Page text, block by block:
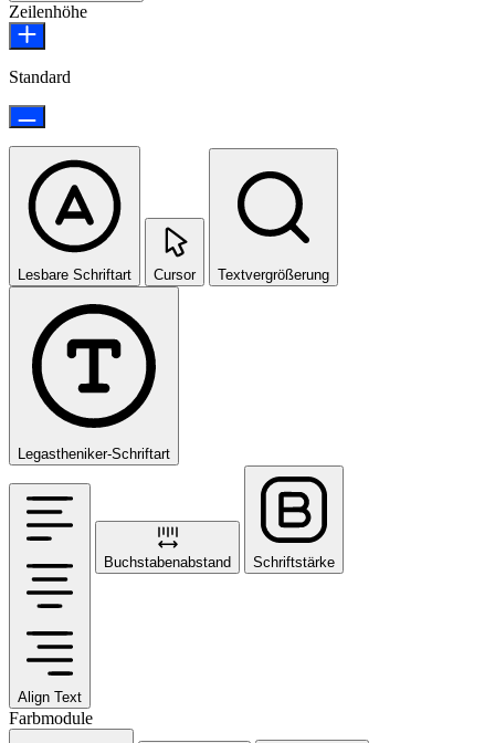
Zeilenhöhe
Standard
Lesbare Schriftart Cursor Textvergrößerung
Legastheniker-Schriftart
Align Text
Buchstabenabstand Schriftstärke
Farbmodule